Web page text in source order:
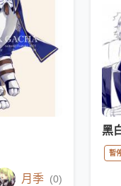
月季 (0)
黑
暫